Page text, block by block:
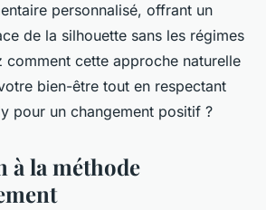
personnalisé, offrant un
de la silhouette sans les régimes
comment cette approche naturelle
bien-être tout en respectant
pour un changement positif ?
la méthode